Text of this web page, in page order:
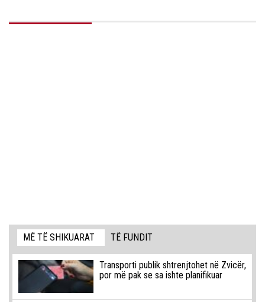
MË TË SHIKUARAT TË FUNDIT
Transporti publik shtrenjtohet në Zvicër,
por më pak se sa ishte planifikuar